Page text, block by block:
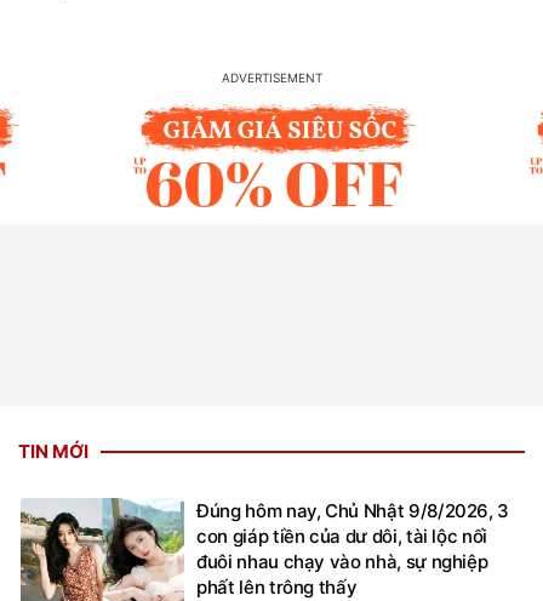
TIN MỚI
Đúng hôm nay, Chủ Nhật 9/8/2026, 3
con giáp tiền của dư dôi, tài lộc nối
đuôi nhau chạy vào nhà, sự nghiệp
phất lên trông thấy